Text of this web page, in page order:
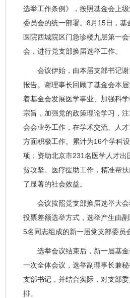
选举工作条例》，按照基金会上
委员会的统一部署。8月15日，基
医院西城院区门急诊楼九层第一
会，进行党支部换届选举工作。
会议伊始，由本届支部书记谢
报告。谢理事长回顾了基金会本
着基金会发展医学事业、加强科
宗旨，加强党的政策理论学习，
会会业务工作，在学术交流、人
方面积极工作。累计为16个学科
项；资助北京市231名医学人才出
贫攻坚、医疗援助工作，精准帮
了显著的社会效益。
会议按照党支部换届选举大会
投票差额选举方式，选举产生由
5名同志组成的新一届党支部委员
选举会议结束后，新一届基金
一次全体会议，选举副理事长兼
支部书记，并结合实际，对支部
排。